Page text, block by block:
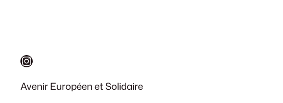
Instagram
Avenir Européen et Solidaire